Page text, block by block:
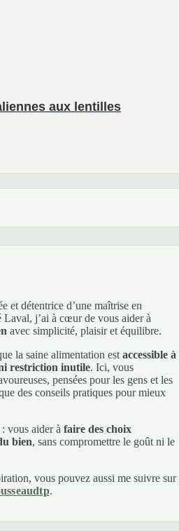
aux lentilles
et détentrice d’une maîtrise en
j’ai à cœur de vous aider à
avec simplicité, plaisir et équilibre.
la saine alimentation estaccessible à
restriction inutile. Ici, vous
pensées pour les gens et les
des conseils pratiques pour mieux
vous aider à faire des choix
bien, sans compromettre le goût ni le
vous pouvez aussi me suivre sur
.